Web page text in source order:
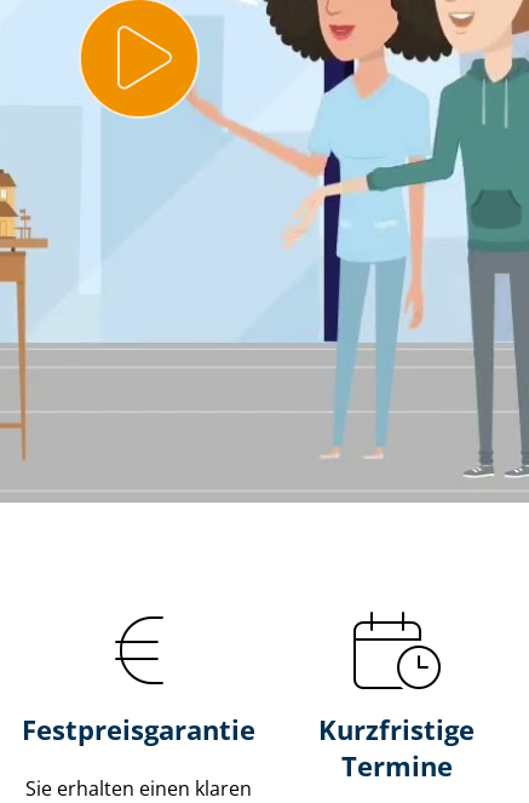
Fest­preis­ga­ran­tie
Sie erhalten einen klaren
Kurzfristige
Termine